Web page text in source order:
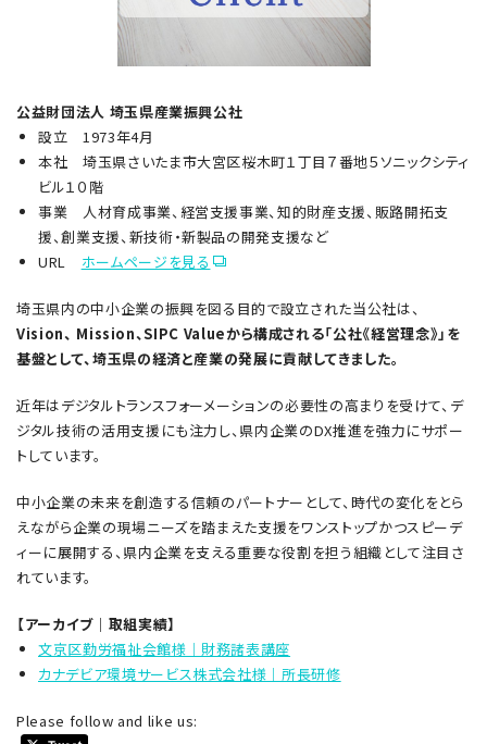
公益財団法人 埼玉県産業振興公社
設立 1973年4月
本社 埼玉県さいたま市大宮区桜木町１丁目７番地５ソニックシティ
ビル１０階
事業 人材育成事業、経営支援事業、知的財産支援、販路開拓支
援、創業支援、新技術・新製品の開発支援など
URL ホームページを見る
埼玉県内の中小企業の振興を図る目的で設立された当公社は、
Vision、 Mission、SIPC Valueから構成される「公社《経営理念》」を
基盤として、埼玉県の経済と産業の発展に貢献してきました。
近年はデジタルトランスフォーメーションの必要性の高まりを受けて、デ
ジタル技術の活用支援にも注力し、県内企業のDX推進を強力にサポー
トしています。
中小企業の未来を創造する信頼のパートナーとして、時代の変化をとら
えながら企業の現場ニーズを踏まえた支援をワンストップかつスピーデ
ィーに展開する、県内企業を支える重要な役割を担う組織として注目さ
れています。
【アーカイブ｜取組実績】
文京区勤労福祉会館様｜財務諸表講座
カナデビア環境サービス株式会社様｜所長研修
Please follow and like us: